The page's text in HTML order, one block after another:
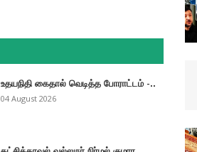
உதயநிதி கைதால் வெடித்த போராட்டம் -..
04 August 2026